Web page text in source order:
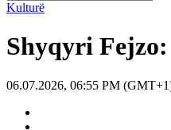
Kulturë
Shyqyri
06.07.2026, 06:55 PM